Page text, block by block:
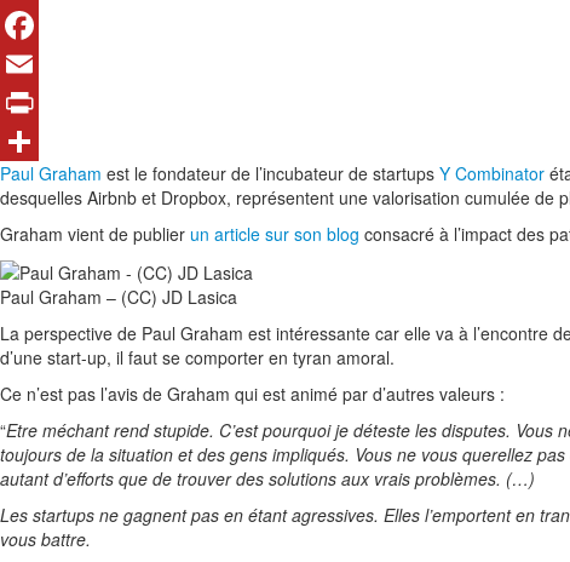
X
Facebook
Email
Print
Share
Paul Graham est le fondateur de l’incubateur de startups Y Combinator
desquelles Airbnb et Dropbox, représentent une valorisation cumulée de
Graham vient de publier un article sur son blog consacré à l’impact des
Paul Graham – (CC) JD Lasica
La perspective de Paul Graham est intéressante car elle va à l’encontre
d’une start-up, il faut se comporter en tyran amoral.
Ce n’est pas l’avis de Graham qui est animé par d’autres valeurs :
“Etre méchant rend stupide. C’est pourquoi je déteste les disputes.
toujours de la situation et des gens impliqués. Vous ne vous querellez
autant d’efforts que de trouver des solutions aux vrais problèmes. (…)
Les startups ne gagnent pas en étant agressives. Elles l’emportent en
vous battre.